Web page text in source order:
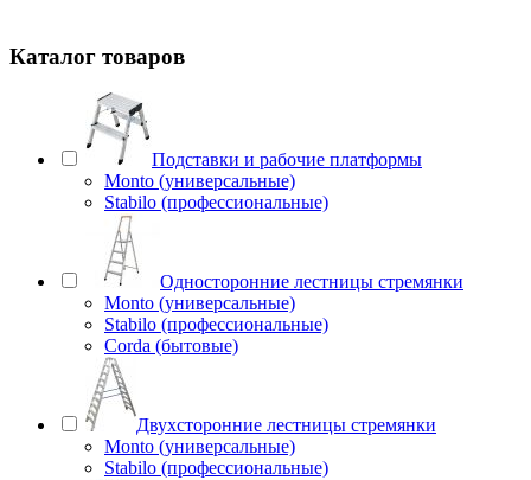
Каталог товаров
Подставки и рабочие платформы
Monto (универсальные)
Stabilo (профессиональные)
Односторонние лестницы стремянки
Monto (универсальные)
Stabilo (профессиональные)
Corda (бытовые)
Двухсторонние лестницы стремянки
Monto (универсальные)
Stabilo (профессиональные)